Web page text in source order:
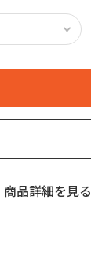
商品詳細を見る